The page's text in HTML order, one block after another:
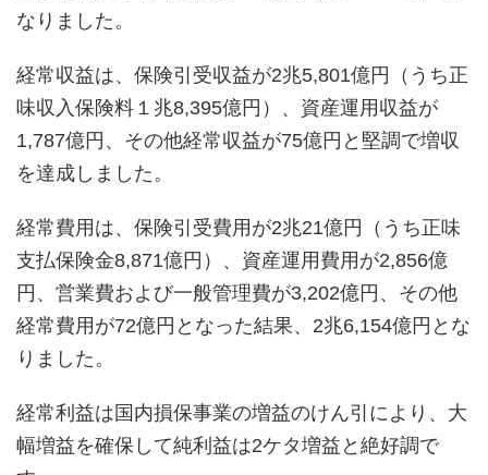
なりました。
経常収益は、保険引受収益が2兆5,801億円（うち正
味収入保険料１兆8,395億円）、資産運用収益が
1,787億円、その他経常収益が75億円と堅調で増収
を達成しました。
経常費用は、保険引受費用が2兆21億円（うち正味
支払保険金8,871億円）、資産運用費用が2,856億
円、営業費および一般管理費が3,202億円、その他
経常費用が72億円となった結果、2兆6,154億円とな
りました。
経常利益は国内損保事業の増益のけん引により、大
幅増益を確保して純利益は2ケタ増益と絶好調で